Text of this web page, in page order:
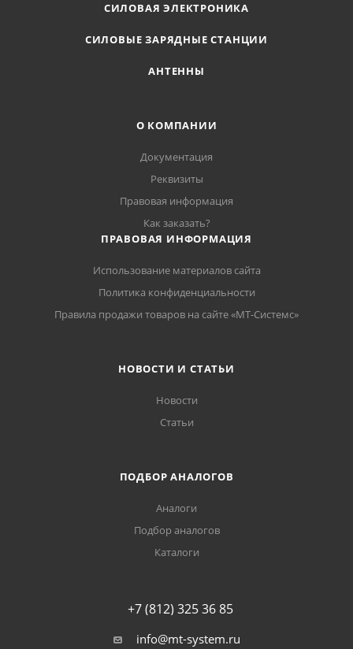
СИЛОВАЯ ЭЛЕКТРОНИКА
СИЛОВЫЕ ЗАРЯДНЫЕ СТАНЦИИ
АНТЕННЫ
О КОМПАНИИ
Документация
Реквизиты
Правовая информация
Как заказать?
ПРАВОВАЯ ИНФОРМАЦИЯ
Использование материалов сайта
Политика конфиденциальности
Правила продажи товаров на сайте «МТ-Системс»
НОВОСТИ И СТАТЬИ
Новости
Статьи
ПОДБОР АНАЛОГОВ
Аналоги
Подбор аналогов
Каталоги
+7 (812) 325 36 85
info@mt-system.ru